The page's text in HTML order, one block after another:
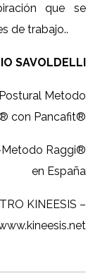
que se
de trabajo..
SAVOLDELLI
Metodo
con Pancafit®
Raggi®
en España
KINEESIS –